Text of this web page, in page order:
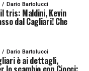
Dario Bartolucci
tris: Maldini, Kevin
dal Cagliari! Che
Dario Bartolucci
è ai dettagli,